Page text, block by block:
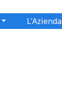
L'Azienda